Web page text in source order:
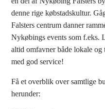
denne rige købstadskultur.
Falsters centrum danner
Nykøbings events som f.eks.
altid omfavner både lokale
med god service!
Få et overblik over samtlige
herunder: